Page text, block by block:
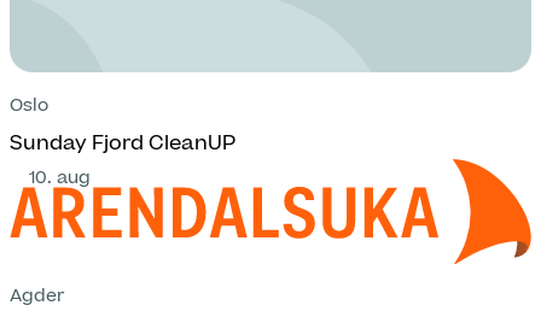
Oslo
Sunday Fjord CleanUP
10. aug
Agder